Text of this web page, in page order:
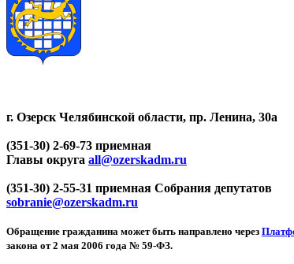
г. Озерск Челябинской области, пр. Ленина, 30а
(351-30) 2-69-73 приемная
Главы округа all@ozerskadm.ru
(351-30) 2-55-31 приемная Собрания депутатов
sobranie@ozerskadm.ru
Обращение гражданина может быть направлено через
закона от 2 мая 2006 года № 59-ФЗ.